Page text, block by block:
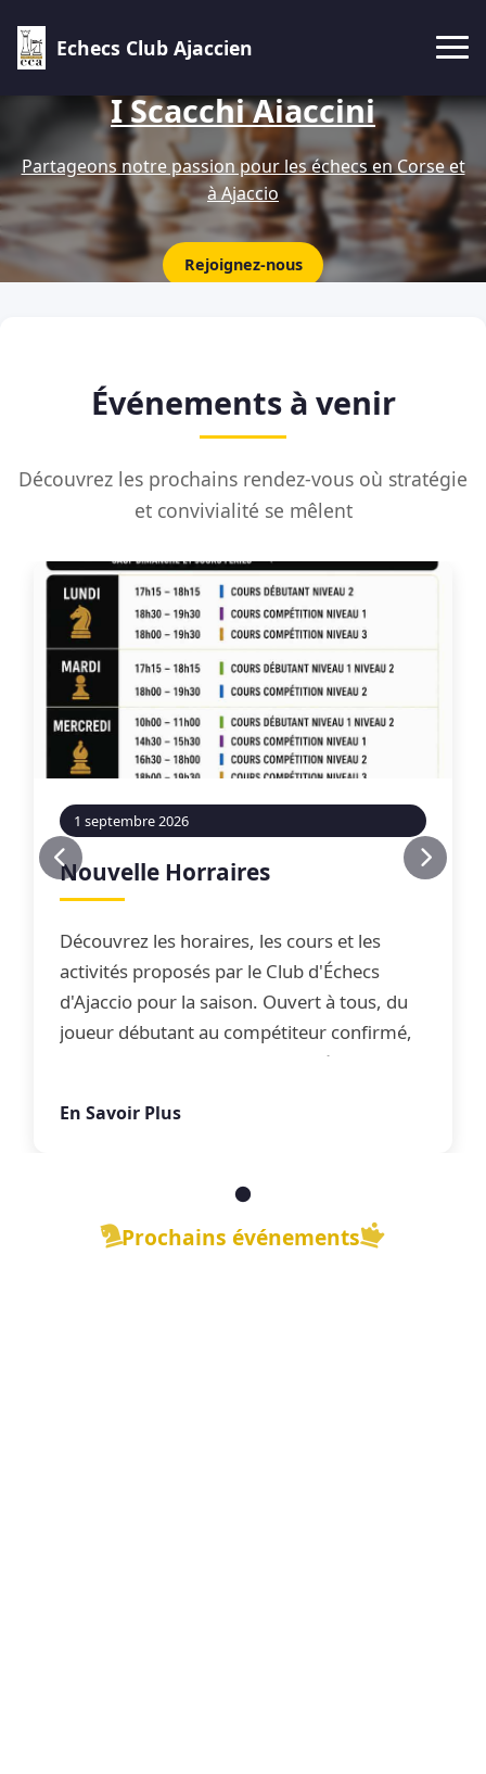
Echecs Club Ajaccien
I Scacchi Aiaccini
Partageons notre passion pour les échecs en Corse et
à Ajaccio
Rejoignez-nous
Événements à venir
Découvrez les prochains rendez-vous où stratégie
et convivialité se mêlent
1 septembre 2026
Nouvelle Horraires
Découvrez les horaires, les cours et les
activités proposés par le Club d'Échecs
d'Ajaccio pour la saison. Ouvert à tous, du
joueur débutant au compétiteur confirmé,
le club propose une offre complète
de jeu libre dans une ambiance conviviale.
En Savoir Plus
Prochains événements